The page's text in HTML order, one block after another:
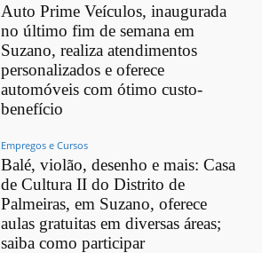
Auto Prime Veículos, inaugurada
no último fim de semana em
Suzano, realiza atendimentos
personalizados e oferece
automóveis com ótimo custo-
benefício
Empregos e Cursos
Balé, violão, desenho e mais: Casa
de Cultura II do Distrito de
Palmeiras, em Suzano, oferece
aulas gratuitas em diversas áreas;
saiba como participar